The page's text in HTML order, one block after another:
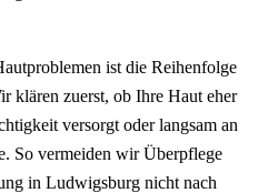
ist die Reihenfolge
klären zuerst, ob Ihre Haut eher
versorgt oder langsam an
So vermeiden wir Überpflege
in Ludwigsburg nicht nach